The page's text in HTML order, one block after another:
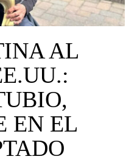
AL
EN EL